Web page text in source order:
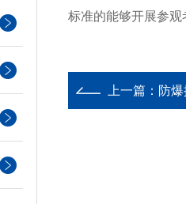
标准的能够开展参
上一篇： 防